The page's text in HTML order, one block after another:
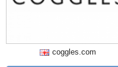
coggles.com